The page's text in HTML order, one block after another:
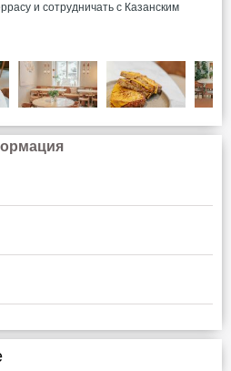
и сотрудничать с Казанским